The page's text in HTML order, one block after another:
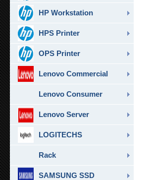
HP Workstation
HPS Printer
OPS Printer
Lenovo Commercial
Lenovo Consumer
Lenovo Server
LOGITECHS
Rack
SAMSUNG SSD